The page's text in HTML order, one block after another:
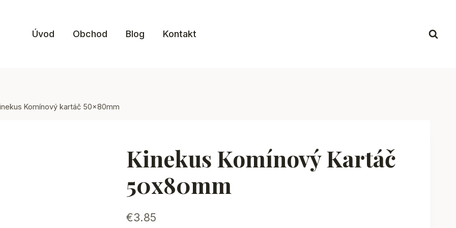
Úvod Obchod Blog Kontakt
Komínový kartáč 50x80mm
Kinekus Komínový Kartáč
50x80mm
€3.85